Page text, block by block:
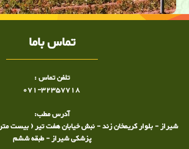
تماس باما
تلفن تماس :
071-32357718
آدرس مطب:
شیراز - بلوار کریمخان زند - نبش خیابان هفت تیر ( بیست
پزشکی شیراز - طبقه ششم